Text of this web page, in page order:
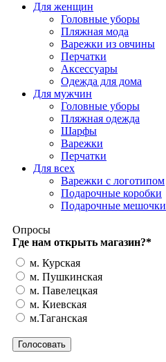
Для женщин
Головные уборы
Пляжная мода
Варежки из овчины
Перчатки
Аксессуары
Одежда для дома
Для мужчин
Головные уборы
Пляжная одежда
Шарфы
Варежки
Перчатки
Для всех
Варежки с логотипом
Подарочные коробки
Подарочные мешочки
Опросы
Где нам открыть магазин?*
м. Курская
м. Пушкинская
м. Павелецкая
м. Киевская
м.Таганская